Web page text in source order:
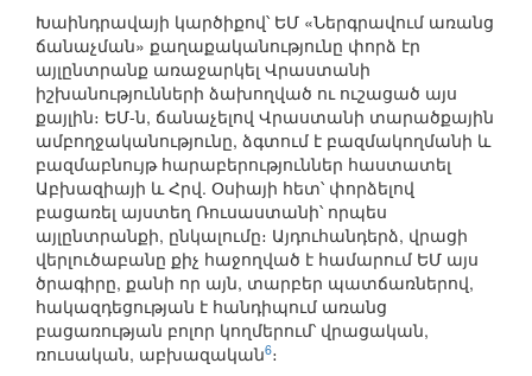
Խաինդրավայի կարծիքով՝ ԵՄ «Ներգրավում առանց
ճանաչման» քաղաքականությունը փորձ էր
այլընտրանք առաջարկել Վրաստանի
իշխանությունների ձախողված ու ուշացած այս
քայլին։ ԵՄ-ն, ճանաչելով Վրաստանի տարածքային
ամբողջականությունը, ձգտում է բազմակողմանի և
բազմաբնույթ հարաբերություններ հաստատել
Աբխազիայի և Հրվ. Օսիայի հետ՝ փորձելով
բացառել այստեղ Ռուսաստանի՝ որպես
այլընտրանքի, ընկալումը։ Այդուհանդերձ, վրացի
վերլուծաբանը քիչ հաջողված է համարում ԵՄ այս
ծրագիրը, քանի որ այն, տարբեր պատճառներով,
հակազդեցության է հանդիպում առանց
բացառության բոլոր կողմերում՝ վրացական,
ռուսական, աբխազական6։